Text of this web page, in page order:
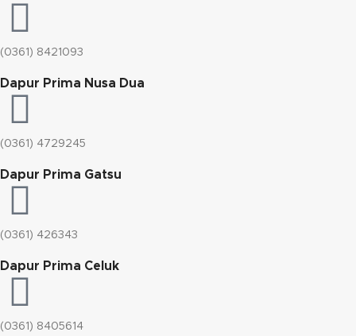
(0361) 8421093
Dapur Prima Nusa Dua
(0361) 4729245
Dapur Prima Gatsu
(0361) 426343
Dapur Prima Celuk
(0361) 8405614